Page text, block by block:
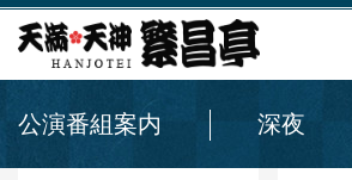
公演番組案内 深夜